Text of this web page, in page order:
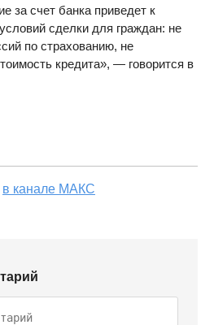
за счет банка приведет к
сделки для граждан: не
по страхованию, не
кредита», — говорится в
в канале МАКС